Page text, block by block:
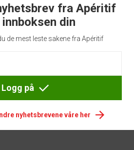
fra Apéritif
din
de mest leste sakene fra Apéritif
Logg på
nyhetsbrevene våre her